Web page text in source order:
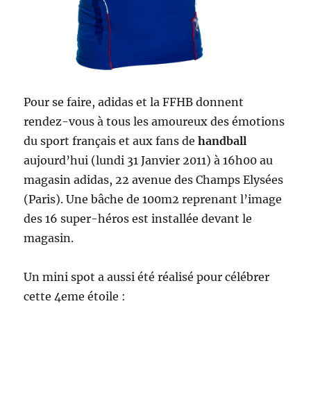
Pour se faire, adidas et la FFHB donnent
rendez-vous à tous les amoureux des émotions
du sport français et aux fans dehandball
aujourd’hui (lundi 31 Janvier 2011) à 16h00 au
magasin adidas, 22 avenue des Champs Elysées
(Paris). Une bâche de 100m2 reprenant l’image
des 16 super-héros est installée devant le
magasin.
Un mini spot a aussi été réalisé pour célébrer
cette 4eme étoile :